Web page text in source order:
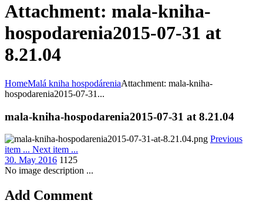
Attachment: mala-kniha-
hospodarenia2015-07-31 at
8.21.04
HomeMalá kniha hospodáreniaAttachment: mala-kniha-
hospodarenia2015-07-31...
mala-kniha-hospodarenia2015-07-31 at 8.21.04
Previous
item ... Next item ...
30. May 2016 1125
No image description ...
Add Comment